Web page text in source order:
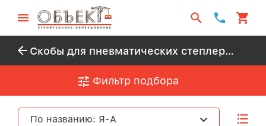
Скобы для пневматических степлеров
Фильтр подбора
По названию: Я-А